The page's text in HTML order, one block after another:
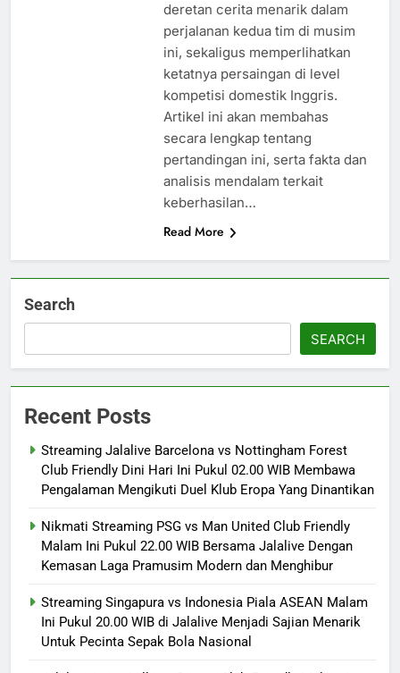
deretan cerita menarik dalam
perjalanan kedua tim di musim
ini, sekaligus memperlihatkan
ketatnya persaingan di level
kompetisi domestik Inggris.
Artikel ini akan membahas
secara lengkap tentang
pertandingan ini, serta fakta dan
analisis mendalam terkait
keberhasilan…
Read More
Search
SEARCH
Recent Posts
Streaming Jalalive Barcelona vs Nottingham Forest
Club Friendly Dini Hari Ini Pukul 02.00 WIB Membawa
Pengalaman Mengikuti Duel Klub Eropa Yang Dinantikan
Nikmati Streaming PSG vs Man United Club Friendly
Malam Ini Pukul 22.00 WIB Bersama Jalalive Dengan
Kemasan Laga Pramusim Modern dan Menghibur
Streaming Singapura vs Indonesia Piala ASEAN Malam
Ini Pukul 20.00 WIB di Jalalive Menjadi Sajian Menarik
Untuk Pecinta Sepak Bola Nasional